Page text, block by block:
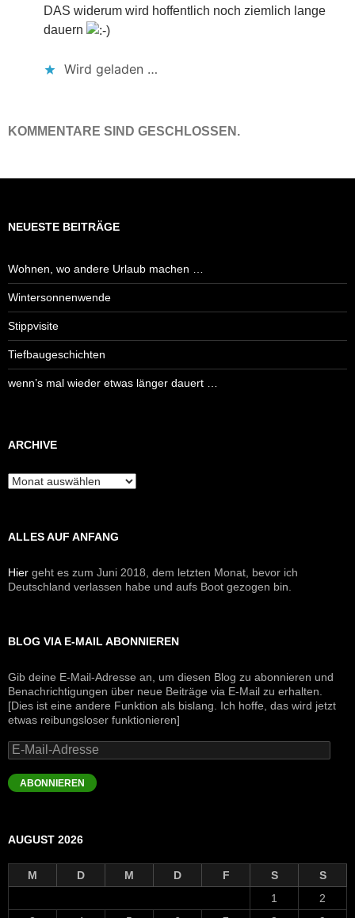
DAS widerum wird hoffentlich noch ziemlich lange
dauern
Wird geladen …
KOMMENTARE SIND GESCHLOSSEN.
NEUESTE BEITRÄGE
Wohnen, wo andere Urlaub machen …
Wintersonnenwende
Stippvisite
Tiefbaugeschichten
wenn’s mal wieder etwas länger dauert …
ARCHIVE
Archive
ALLES AUF ANFANG
Hier geht es zum Juni 2018, dem letzten Monat, bevor ich
Deutschland verlassen habe und aufs Boot gezogen bin.
BLOG VIA E-MAIL ABONNIEREN
Gib deine E-Mail-Adresse an, um diesen Blog zu abonnieren und
Benachrichtigungen über neue Beiträge via E-Mail zu erhalten.
[Dies ist eine andere Funktion als bislang. Ich hoffe, das wird jetzt
etwas reibungsloser funktionieren]
E-
Mail-
Adresse
ABONNIEREN
AUGUST 2026
M D M D F S
S
1
2